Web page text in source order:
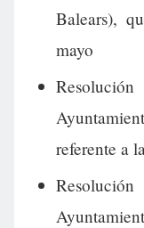
Balears),
mayo
referente a